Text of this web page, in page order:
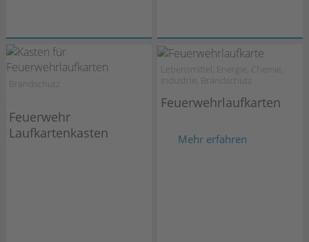
Brandschutz
Feuerwehr
Laufkartenkasten
Lebensmittel, Energie, Chemie,
Industrie, Brandschutz
Feuerwehrlaufkarten
Mehr erfahren